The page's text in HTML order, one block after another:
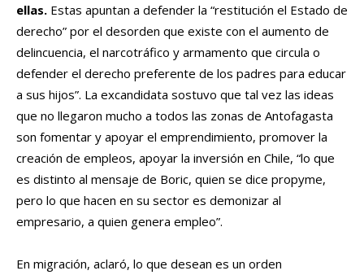
ellas. Estas apuntan a defender la “restitución el Estado de
derecho” por el desorden que existe con el aumento de
delincuencia, el narcotráfico y armamento que circula o
defender el derecho preferente de los padres para educar
a sus hijos”. La excandidata sostuvo que tal vez las ideas
que no llegaron mucho a todos las zonas de Antofagasta
son fomentar y apoyar el emprendimiento, promover la
creación de empleos, apoyar la inversión en Chile, “lo que
es distinto al mensaje de Boric, quien se dice propyme,
pero lo que hacen en su sector es demonizar al
empresario, a quien genera empleo”.
En migración, aclaró, lo que desean es un orden